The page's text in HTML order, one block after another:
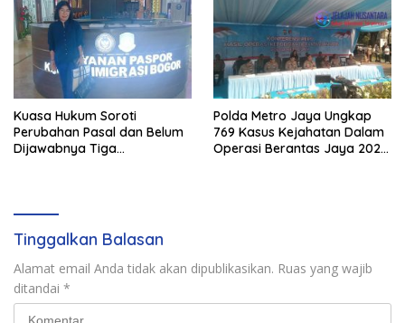
Kuasa Hukum Soroti
Perubahan Pasal dan Belum
Dijawabnya Tiga
Polda Metro Jaya Ungkap
769 Kasus Kejahatan Dalam
Operasi Berantas Jaya 2026,
Tinggalkan Balasan
Alamat email Anda tidak akan dipublikasikan. Ruas yang wajib
ditandai *